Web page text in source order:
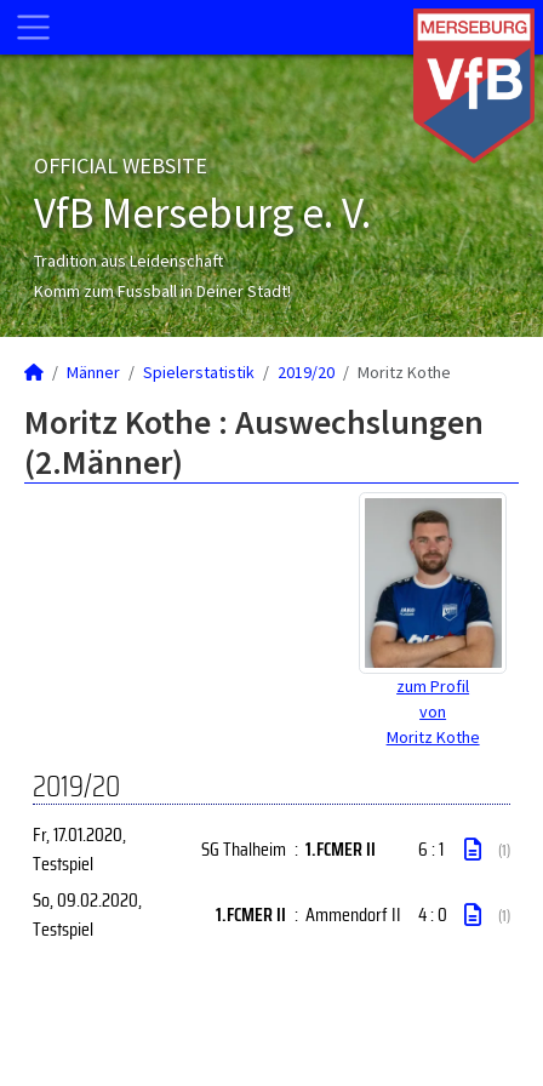
OFFICIAL WEBSITE
VfB Merseburg e. V.
Tradition aus Leidenschaft
Komm zum Fussball in Deiner Stadt!
Männer Spielerstatistik 2019/20 Moritz Kothe
Moritz Kothe : Auswechslungen
(2.Männer)
zum Profil
von
Moritz Kothe
2019/20
Fr, 17.01.2020,
Testspiel
SG Thalheim : 1.FCMER II 6 : 1 (1)
So, 09.02.2020,
Testspiel
1.FCMER II : Ammendorf II 4 : 0 (1)